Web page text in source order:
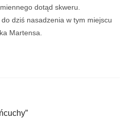
dotąd skweru.
dziś nasadzenia w tym miejscu
Martensa.